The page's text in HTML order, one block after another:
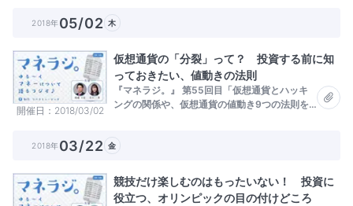
2018年05/02 木
開催日 2018/03/02
仮想通貨の「分裂」って？ 投資する前に知
っておきたい、値動きの法則
『マネラジ。』 第55回目「仮想通貨とハッキ
ングの関係や、仮想通貨の値動き9つの法則を
2018年03/22 金
競技だけ楽しむのはもったいない！ 投資に
役立つ、オリンピックの目の付けどころ